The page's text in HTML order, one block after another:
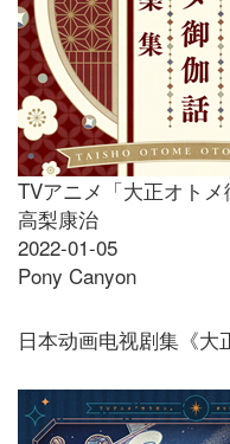
TVアニメ「大正オト
高梨康治
2022-01-05
Pony Canyon
日本动画电视剧集《大